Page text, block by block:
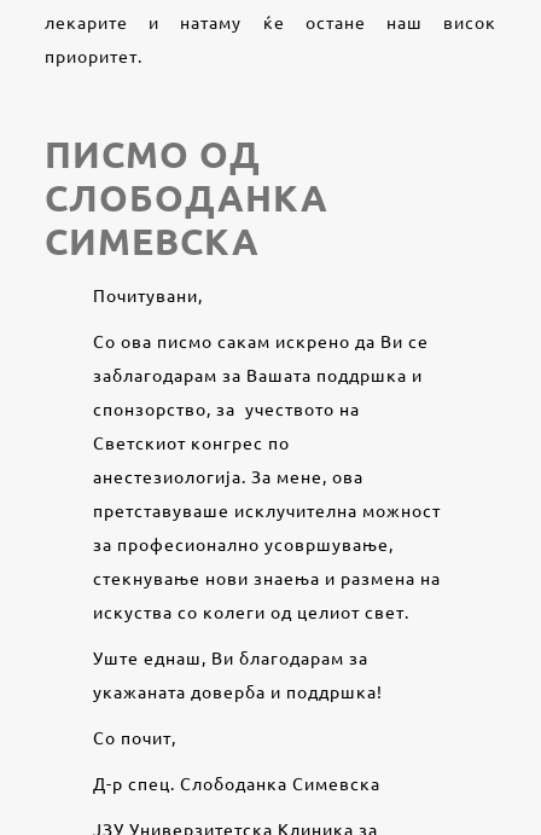
лекарите и натаму ќе остане наш висок
приоритет.
ПИСМО ОД
СЛОБОДАНКА
СИМЕВСКА
Почитувани,
Со ова писмо сакам искрено да Ви се
заблагодарам за Вашата поддршка и
спонзорство, за учеството на
Светскиот конгрес по
анестезиологија. За мене, ова
претставуваше исклучителна можност
за професионално усовршување,
стекнување нови знаења и размена на
искуства со колеги од целиот свет.
Уште еднаш, Ви благодарам за
укажаната доверба и поддршка!
Со почит,
Д-р спец. Слободанка Симевска
ЈЗУ Универзитетска Клиника за